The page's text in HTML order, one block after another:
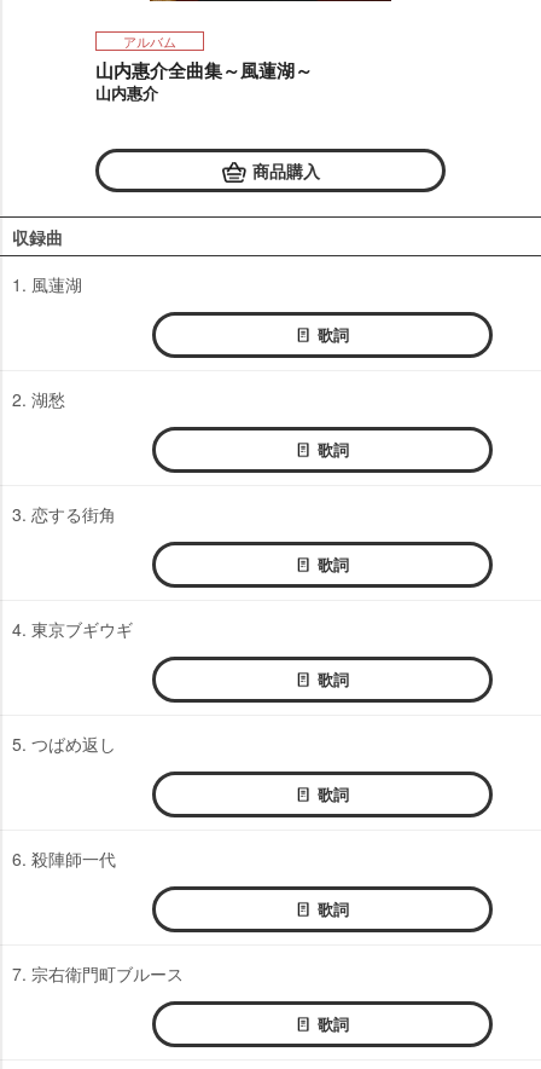
アルバム
山内惠介全曲集～風蓮湖～
山内惠介
商品購入
収録曲
1. 風蓮湖
歌詞
2. 湖愁
歌詞
3. 恋する街角
歌詞
4. 東京ブギウギ
歌詞
5. つばめ返し
歌詞
6. 殺陣師一代
歌詞
7. 宗右衛門町ブルース
歌詞